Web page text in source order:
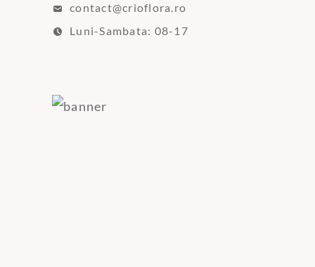
contact@crioflora.ro
Luni-Sambata: 08-17